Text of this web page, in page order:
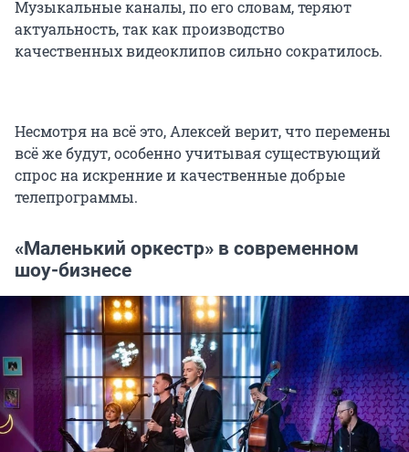
Музыкальные каналы, по его словам, теряют
актуальность, так как производство
качественных видеоклипов сильно сократилось.
Несмотря на всё это, Алексей верит, что перемены
всё же будут, особенно учитывая существующий
спрос на искренние и качественные добрые
телепрограммы.
«Маленький оркестр» в современном
шоу-бизнесе